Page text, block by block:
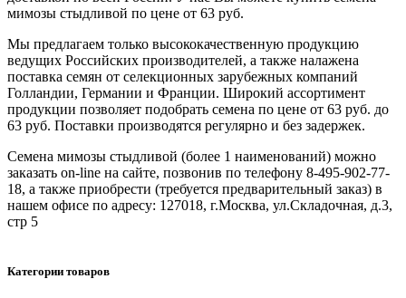
мимозы стыдливой по цене от 63 руб.
Мы предлагаем только высококачественную продукцию
ведущих Российских производителей, а также налажена
поставка семян от селекционных зарубежных компаний
Голландии, Германии и Франции. Широкий ассортимент
продукции позволяет подобрать семена по цене от 63 руб. до
63 руб. Поставки производятся регулярно и без задержек.
Семена мимозы стыдливой (более 1 наименований) можно
заказать on-line на сайте, позвонив по телефону 8-495-902-77-
18, а также приобрести (требуется предварительный заказ) в
нашем офисе по адресу: 127018, г.Москва, ул.Складочная, д.3,
стр 5
Категории товаров